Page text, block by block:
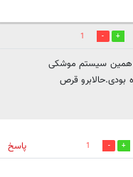
1
همین سیستم موشکی
بودی.حالابرو قرص
1
پاسخ